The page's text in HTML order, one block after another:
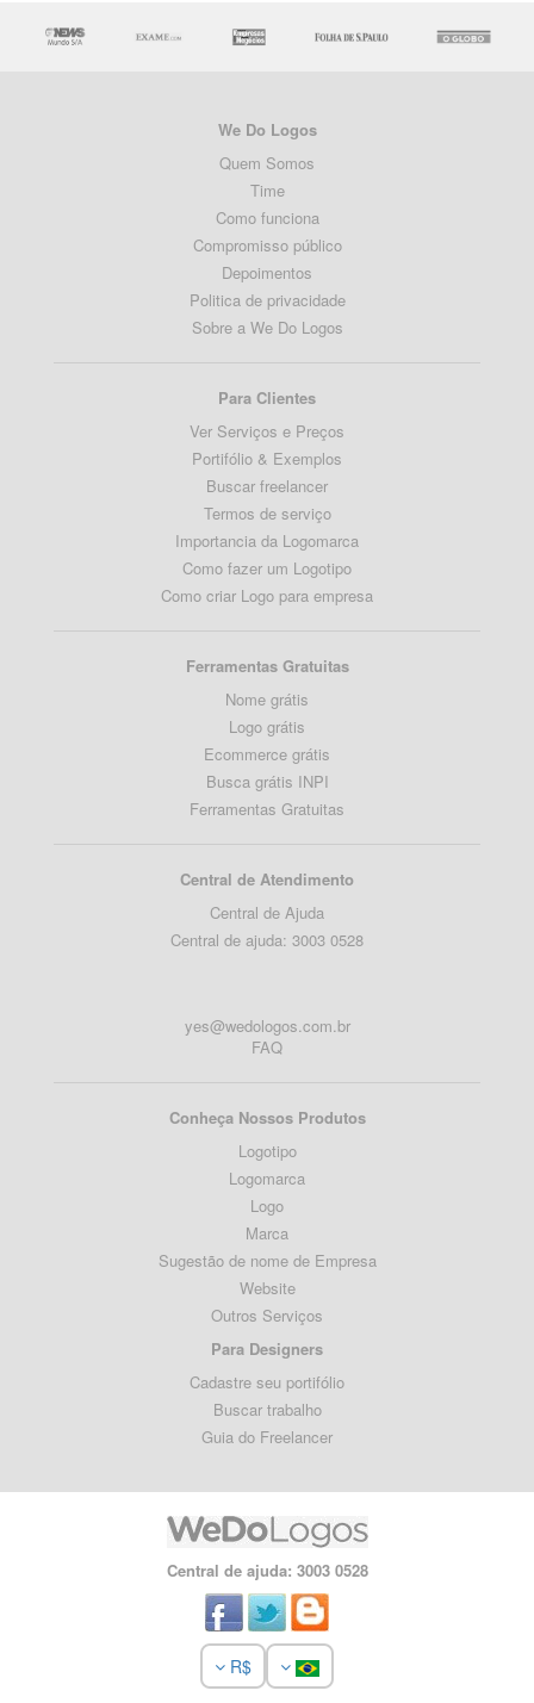
We Do Logos
Quem Somos
Time
Como funciona
Compromisso público
Depoimentos
Politica de privacidade
Sobre a We Do Logos
Para Clientes
Ver Serviços e Preços
Portifólio & Exemplos
Buscar freelancer
Termos de serviço
Importancia da Logomarca
Como fazer um Logotipo
Como criar Logo para empresa
Ferramentas Gratuitas
Nome grátis
Logo grátis
Ecommerce grátis
Busca grátis INPI
Ferramentas Gratuitas
Central de Atendimento
Central de Ajuda
Central de ajuda: 3003 0528
yes@wedologos.com.br
FAQ
Conheça Nossos Produtos
Logotipo
Logomarca
Logo
Marca
Sugestão de nome de Empresa
Website
Outros Serviços
Para Designers
Cadastre seu portifólio
Buscar trabalho
Guia do Freelancer
Central de ajuda: 3003 0528
R$